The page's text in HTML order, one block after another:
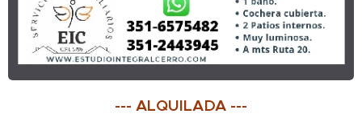
--- ALQUILADA ---